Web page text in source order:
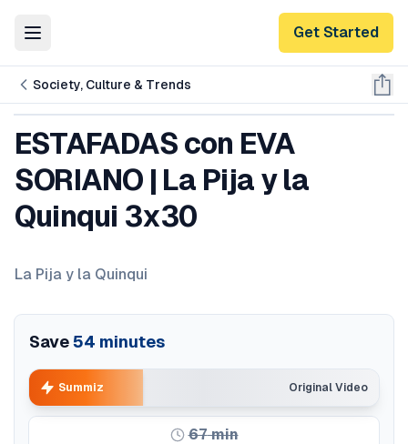
Toggle Menu Get Started
Society, Culture & Trends
ESTAFADAS con EVA
SORIANO | La Pija y la
Quinqui 3x30
La Pija y la Quinqui
Save54 minutes
Original Video
Summiz
67min